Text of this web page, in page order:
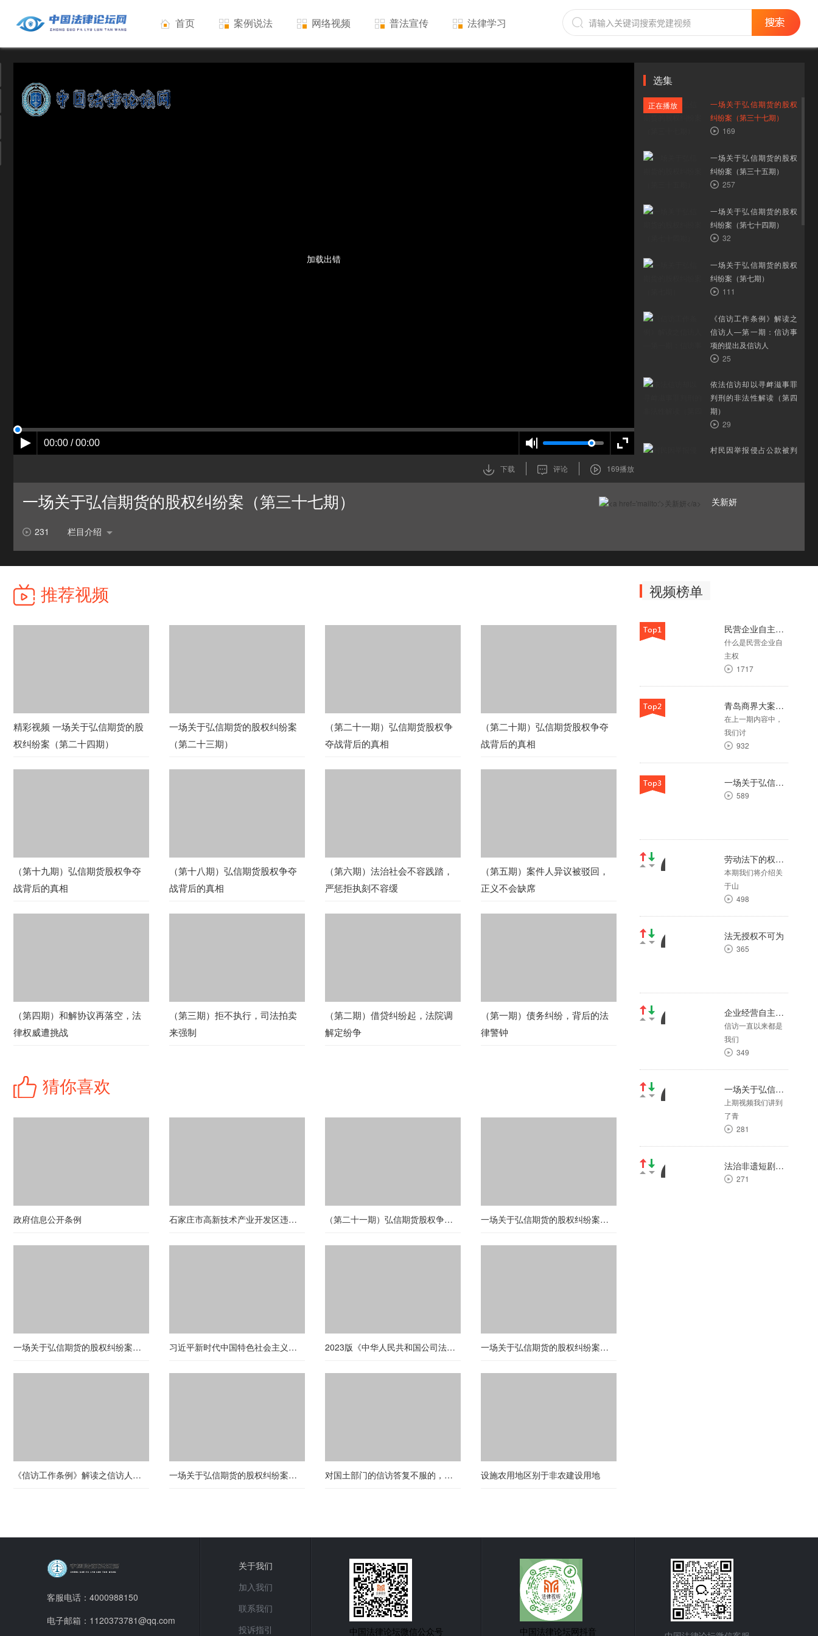
首页 案例说法 网络视频 普法宣传 法律学习
00:00 / 00:00
加载出错
下载 评论 169播放
选集
正在播放
一场关于弘信期货的股权
纠纷案（第三十七期）
169
一场关于弘信期货的股权
纠纷案（第三十五期）
257
一场关于弘信期货的股权
纠纷案（第七十四期）
32
一场关于弘信期货的股权
纠纷案（第七期）
111
《信访工作条例》解读之
信访人—第一期：信访事
项的提出及信访人
25
依法信访却以寻衅滋事罪
判刑的非法性解读（第四
期）
29
村民因举报侵占公款被判
规范性文件审查的附带性
击： “宿舍矛盾” 背后的法
律深渊
47
一场关于弘信期货的股权
纠纷案（第六十四期）
29
“选择性适用”的限制
征地拆迁案件常见问题简
一场关于弘信期货的股权
纠纷案（第九十六期）
26
106
纠纷案（第十九期）
281
（第145期）揭露虚假诉讼
背后的阴谋，为弘信期货
一场关于弘信期货的股权纠纷案（第三十七期）
231 栏目介绍
关新妍
推荐视频
精彩视频 一场关于弘信期货的股
权纠纷案（第二十四期）
一场关于弘信期货的股权纠纷案
（第二十三期）
（第二十一期）弘信期货股权争
夺战背后的真相
（第二十期）弘信期货股权争夺
战背后的真相
（第十九期）弘信期货股权争夺
战背后的真相
（第十八期）弘信期货股权争夺
战背后的真相
（第六期）法治社会不容践踏，
严惩拒执刻不容缓
（第五期）案件人异议被驳回，
正义不会缺席
（第四期）和解协议再落空，法
律权威遭挑战
（第三期）拒不执行，司法拍卖
来强制
（第二期）借贷纠纷起，法院调
解定纷争
（第一期）债务纠纷，背后的法
律警钟
猜你喜欢
政府信息公开条例 石家庄市高新技术产业开发区违法强拆案（第三期） （第二十一期）弘信期货股权争夺战背后的真相 一场关于弘信期货的股权纠纷案（第三十一期）
一场关于弘信期货的股权纠纷案（第八十期） 习近平新时代中国特色社会主义思想三十讲——第四讲 2023版《中华人民共和国公司法》修改要点：第六条【公司名称】 一场关于弘信期货的股权纠纷案（第二十八期）
《信访工作条例》解读之信访人—第三期：提出信访事项的一般要求 一场关于弘信期货的股权纠纷案（第十一期） 对国土部门的信访答复不服的，可行政复议或诉讼 设施农用地区别于非农建设用地
视频榜单
民营企业自主权，你了解多少？
什么是民营企业自
主权
1717
青岛商界大案：弘信期货股权争夺战背后的真相（第五期）
在上一期内容中，
我们讨
932
一场关于弘信期货的股权纠纷案（第十五期）
589
劳动法下的权益保护—山西省吕梁市方山县幼儿教师劳动纠纷案（一）
本期我们将介绍关
于山
498
法无授权不可为
365
企业经营自主权被剥夺，企业又该何去何从？（第四期）
信访一直以来都是
我们
349
一场关于弘信期货的股权纠纷案（第十九期）
上期视频我们讲到
了青
281
法治非遗短剧场 | 大郑剪纸
271
客服电话：4000988150
电子邮箱：1120373781@qq.com
关于我们
加入我们
联系我们
投诉指引
中国法律论坛微信公众号 中国法律论坛网抖音